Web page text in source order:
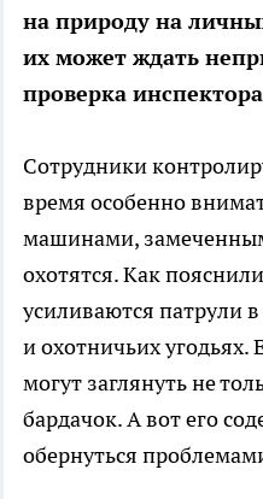
на природу на
их может ждать
проверка
Сотрудники
время особенно
машинами,
охотятся. Как
усиливаются патрули
и охотничьих угодьях.
могут заглянуть не
бардачок. А вот его
обернуться